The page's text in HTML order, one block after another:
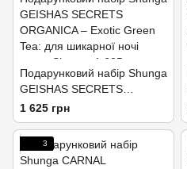
Подарунковий набір Shunga
GEISHAS SECRETS
ORGANICA – Exotic Green
Tea: для шикарної ночі
вдвох
1 625 грн
3